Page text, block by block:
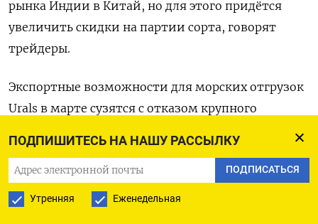
ПОДПИШИТЕСЬ НА НАШУ РАССЫЛКУ
ПОДПИСАТЬСЯ
Утренняя Еженедельная
рынка Индии в Китай, но для этого придётся
увеличить скидки на партии сорта, говорят
трейдеры.
Экспортные возможности для морских отгрузок
Urals ‌в марте сузятся с отказом крупного
объёмов после торговой сделки с США, и
поставщики будут ориентироваться на Китай,
так как третий крупный потребитель